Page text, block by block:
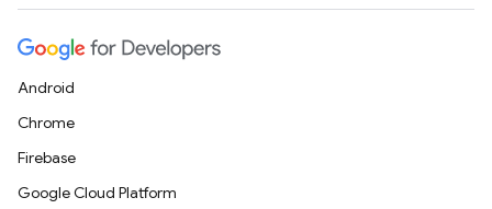
Android
Chrome
Firebase
Google Cloud Platform